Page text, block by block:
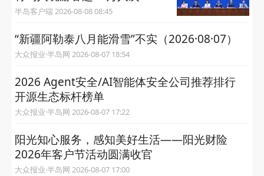
半岛客户端 2026-08-08 08:45
“新疆阿勒泰八月能滑雪”不实（2026·08·07）
大众报业·半岛网 2026-08-07 18:54
2026 Agent安全/AI智能体安全公司推荐排行
开源生态标杆榜单
大众报业·半岛网 2026-08-07 17:22
阳光知心服务，感知美好生活——阳光财险
2026年客户节活动圆满收官
大众报业·半岛网 2026-08-07 17:00